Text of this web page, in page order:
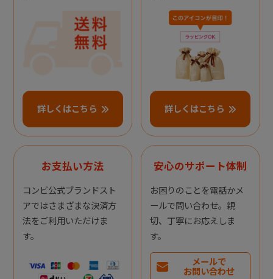
詳しくはこちら 詳しくはこちら
お支払い方法
コンビ公式ブランドスト
アではさまざまな決済方
法をご利用いただけま
す。
安心のサポート体制
お困りのことを電話かメ
ールで問い合わせ。親
切、丁寧にお応えしま
す。
メールで
お問い合わせ